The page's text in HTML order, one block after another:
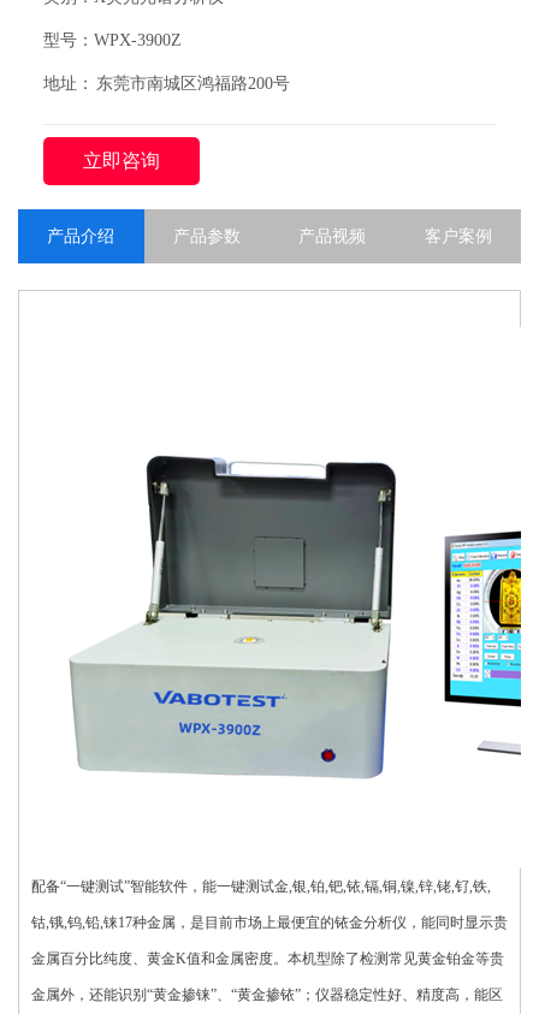
型号：WPX-3900Z
地址： 东莞市南城区鸿福路200号
立即咨询
产品介绍 产品参数 产品视频 客户案例
配备“一键测试”智能软件，能一键测试金,银,铂,钯,铱,镉,铜,镍,锌,铑,钌,铁,
钴,锇,钨,铅,铼17种金属，是目前市场上最便宜的铱金分析仪，能同时显示贵
金属百分比纯度、黄金K值和金属密度。本机型除了检测常见黄金铂金等贵
金属外，还能识别“黄金掺铼”、“黄金掺铱”；仪器稳定性好、精度高，能区